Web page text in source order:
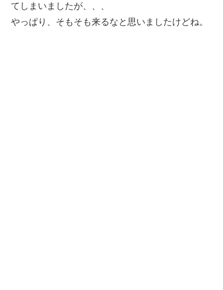
てしまいましたが、、、
やっぱり、そもそも来るなと思いましたけどね。